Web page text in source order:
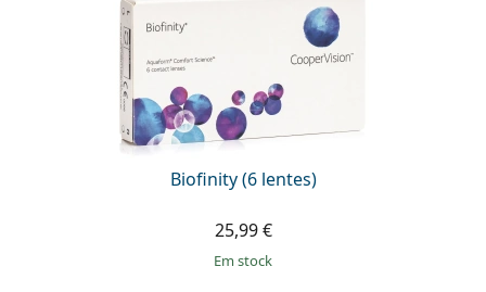
Biofinity (6 lentes)
25,99 €
em stock